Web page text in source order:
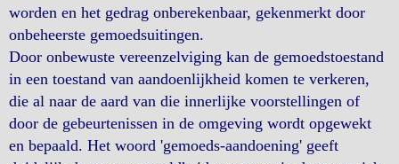
worden en het gedrag onberekenbaar, gekenmerkt door
onbeheerste gemoedsuitingen.
Door onbewuste vereenzelviging kan de gemoedstoestand
in een toestand van aandoenlijkheid komen te verkeren,
die al naar de aard van die innerlijke voorstellingen of
door de gebeurtenissen in de omgeving wordt opgewekt
en bepaald. Het woord 'gemoeds-aandoening' geeft